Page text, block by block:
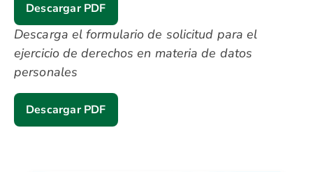
Descargar PDF
Descarga el formulario de solicitud para el
ejercicio de derechos en materia de datos
personales
Descargar PDF